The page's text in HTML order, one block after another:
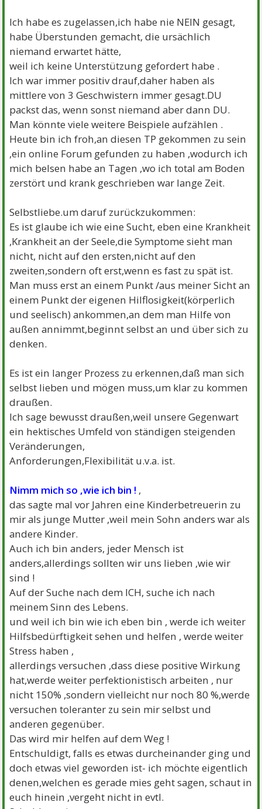
Ich habe es zugelassen,ich habe nie NEIN gesagt,
habe Überstunden gemacht, die ursächlich
niemand erwartet hätte,
weil ich keine Unterstützung gefordert habe .
Ich war immer positiv drauf,daher haben als
mittlere von 3 Geschwistern immer gesagt.DU
packst das, wenn sonst niemand aber dann DU.
Man könnte viele weitere Beispiele aufzählen .
Heute bin ich froh,an diesen TP gekommen zu sein
,ein online Forum gefunden zu haben ,wodurch ich
mich belsen habe an Tagen ,wo ich total am Boden
zerstört und krank geschrieben war lange Zeit.
Selbstliebe.um daruf zurückzukommen:
Es ist glaube ich wie eine Sucht, eben eine Krankheit
,Krankheit an der Seele,die Symptome sieht man
nicht, nicht auf den ersten,nicht auf den
zweiten,sondern oft erst,wenn es fast zu spät ist.
Man muss erst an einem Punkt /aus meiner Sicht an
einem Punkt der eigenen Hilflosigkeit(körperlich
und seelisch) ankommen,an dem man Hilfe von
außen annimmt,beginnt selbst an und über sich zu
denken.
Es ist ein langer Prozess zu erkennen,daß man sich
selbst lieben und mögen muss,um klar zu kommen
draußen.
Ich sage bewusst draußen,weil unsere Gegenwart
ein hektisches Umfeld von ständigen steigenden
Veränderungen,
Anforderungen,Flexibilität u.v.a. ist.
Nimm mich so ,wie ich bin ! ,
das sagte mal vor Jahren eine Kinderbetreuerin zu
mir als junge Mutter ,weil mein Sohn anders war als
andere Kinder.
Auch ich bin anders, jeder Mensch ist
anders,allerdings sollten wir uns lieben ,wie wir
sind !
Auf der Suche nach dem ICH, suche ich nach
meinem Sinn des Lebens.
und weil ich bin wie ich eben bin , werde ich weiter
Hilfsbedürftigkeit sehen und helfen , werde weiter
Stress haben ,
allerdings versuchen ,dass diese positive Wirkung
hat,werde weiter perfektionistisch arbeiten , nur
nicht 150% ,sondern vielleicht nur noch 80 %,werde
versuchen toleranter zu sein mir selbst und
anderen gegenüber.
Das wird mir helfen auf dem Weg !
Entschuldigt, falls es etwas durcheinander ging und
doch etwas viel geworden ist- ich möchte eigentlich
denen,welchen es gerade mies geht sagen, schaut in
euch hinein ,vergeht nicht in evtl.